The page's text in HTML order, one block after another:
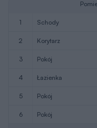
1 schody
2 korytarz
3 pokój
4 łazienka
5 pokój
6 pokój